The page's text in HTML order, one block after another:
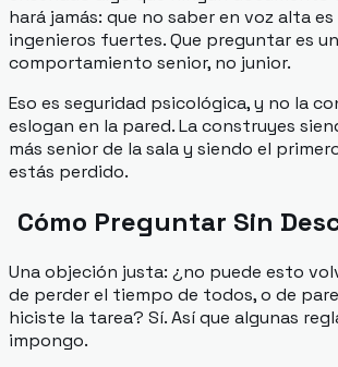
hará jamás: que no saber en voz alta
ingenieros fuertes. Que preguntar es un
comportamiento senior, no junior.
Eso es seguridad psicológica, y no la
eslogan en la pared. La construyes
más senior de la sala y siendo el
estás perdido.
Cómo Preguntar Sin
Una objeción justa: ¿no puede esto
de perder el tiempo de todos, o de
hiciste la tarea? Sí. Así que algunas
impongo.